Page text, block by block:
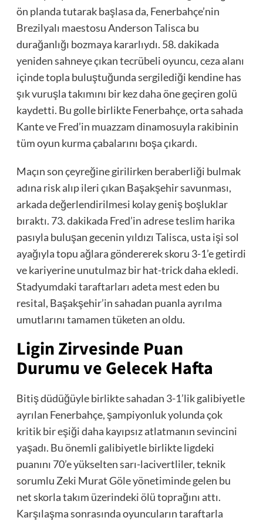
ön planda tutarak başlasa da, Fenerbahçe’nin
Brezilyalı maestosu Anderson Talisca bu
durağanlığı bozmaya kararlıydı. 58. dakikada
yeniden sahneye çıkan tecrübeli oyuncu, ceza alanı
içinde topla buluştuğunda sergilediği kendine has
şık vuruşla takımını bir kez daha öne geçiren golü
kaydetti. Bu golle birlikte Fenerbahçe, orta sahada
Kante ve Fred’in muazzam dinamosuyla rakibinin
tüm oyun kurma çabalarını boşa çıkardı.
Maçın son çeyreğine girilirken beraberliği bulmak
adına risk alıp ileri çıkan Başakşehir savunması,
arkada değerlendirilmesi kolay geniş boşluklar
bıraktı. 73. dakikada Fred’in adrese teslim harika
pasıyla buluşan gecenin yıldızı Talisca, usta işi sol
ayağıyla topu ağlara göndererek skoru 3-1’e getirdi
ve kariyerine unutulmaz bir hat-trick daha ekledi.
Stadyumdaki taraftarları adeta mest eden bu
resital, Başakşehir’in sahadan puanla ayrılma
umutlarını tamamen tüketen an oldu.
Ligin Zirvesinde Puan
Durumu ve Gelecek Hafta
Bitiş düdüğüyle birlikte sahadan 3-1’lik galibiyetle
ayrılan Fenerbahçe, şampiyonluk yolunda çok
kritik bir eşiği daha kayıpsız atlatmanın sevincini
yaşadı. Bu önemli galibiyetle birlikte ligdeki
puanını 70’e yükselten sarı-lacivertliler, teknik
sorumlu Zeki Murat Göle yönetiminde gelen bu
net skorla takım üzerindeki ölü toprağını attı.
Karşılaşma sonrasında oyuncuların taraftarla